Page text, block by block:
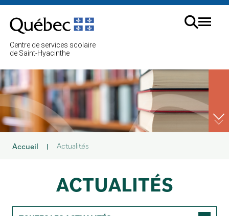
au
contenu
Centre de services scolaire
de Saint-Hyacinthe
Menu
Accueil | Actualités
ACTUALITÉS